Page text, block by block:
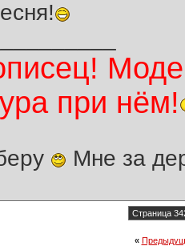
при нём!
Мне за
Страница
«